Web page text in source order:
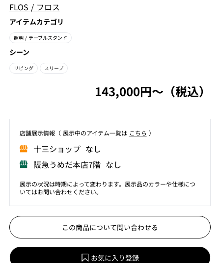
FLOS / フロス
アイテムカテゴリ
照明 / テーブルスタンド
シーン
リビング スリープ
143,000円〜（税込）
店舗展⽰情報（ 展⽰中のアイテム⼀覧は こちら ）
⼗三ショップ なし
阪急うめだ本店7階 なし
展示の状況は時期によって変わります。展示品のカラーや仕様につ
いてはお問い合わせください。
この商品について問い合わせる
お気に入り登録